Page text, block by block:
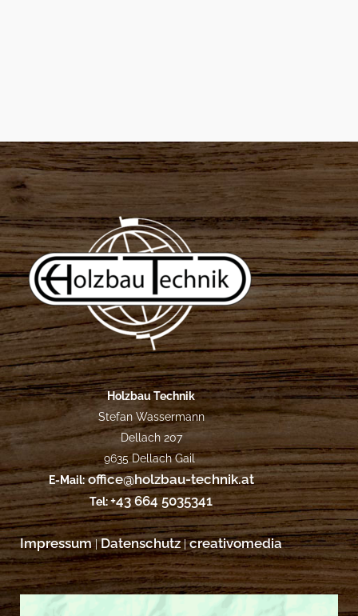
Holzbau Technik
Stefan Wassermann
Dellach 207
9635 Dellach Gail
E-Mail:office@holzbau-technik.at
Tel:+43 664 5035341
Impressum|Datenschutz|creativomedia